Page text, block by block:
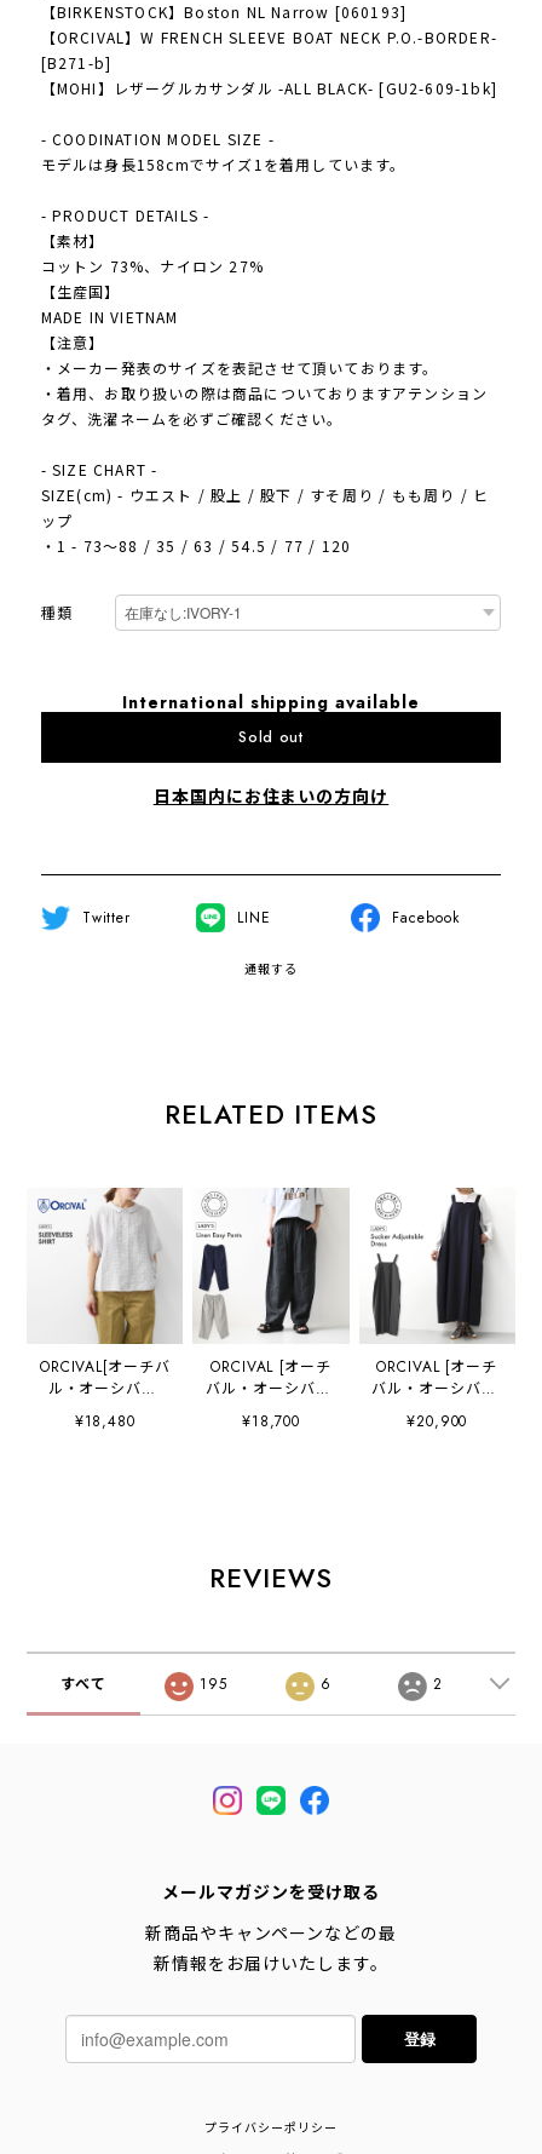
【BIRKENSTOCK】Boston NL Narrow [060193]
【ORCIVAL】W FRENCH SLEEVE BOAT NECK P.O.-BORDER-
[B271-b]
【MOHI】レザーグルカサンダル -ALL BLACK- [GU2-609-1bk]
- COODINATION MODEL SIZE -
モデルは身長158cmでサイズ1を着用しています。
- PRODUCT DETAILS -
【素材】
コットン 73%、ナイロン 27%
【生産国】
MADE IN VIETNAM
【注意】
・メーカー発表のサイズを表記させて頂いております。
・着用、お取り扱いの際は商品についておりますアテンション
タグ、洗濯ネームを必ずご確認ください。
- SIZE CHART -
SIZE(cm) - ウエスト / 股上 / 股下 / すそ周り / もも周り / ヒ
ップ
・1 - 73～88 / 35 / 63 / 54.5 / 77 / 120
種類
International shipping available
Sold out
日本国内にお住まいの方向け
Twitter LINE Facebook
通報する
RELATED ITEMS
ORCIVAL[オーチバ
ル・オーシバル]
W SLEEVELESS
SHIRT [OR-
¥18,480
ORCIVAL [オーチ
バル・オーシバル]
W Linen Easy
Pants [OR-
ンツ・ゆったりシ
ルエット・LADY'S
¥18,700
ORCIVAL [オーチ
バル・オーシバル]
Sucker
Adjustable Dress
¥20,900
REVIEWS
すべて 195 6 2
メールマガジンを受け取る
新商品やキャンペーンなどの最
新情報をお届けいたします。
登録
プライバシーポリシー